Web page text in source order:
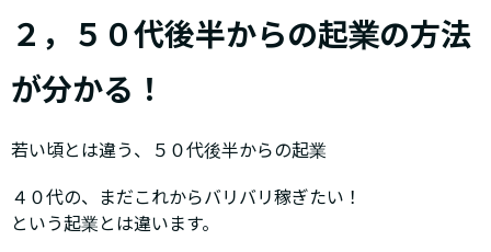
２，５０代後半からの起業の方法
が分かる！
若い頃とは違う、５０代後半からの起業
４０代の、まだこれからバリバリ稼ぎたい！
という起業とは違います。